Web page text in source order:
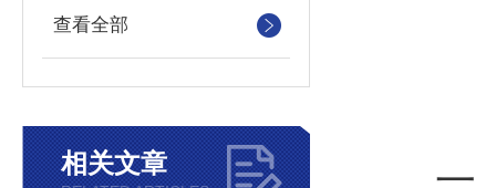
查看全部
相关文章